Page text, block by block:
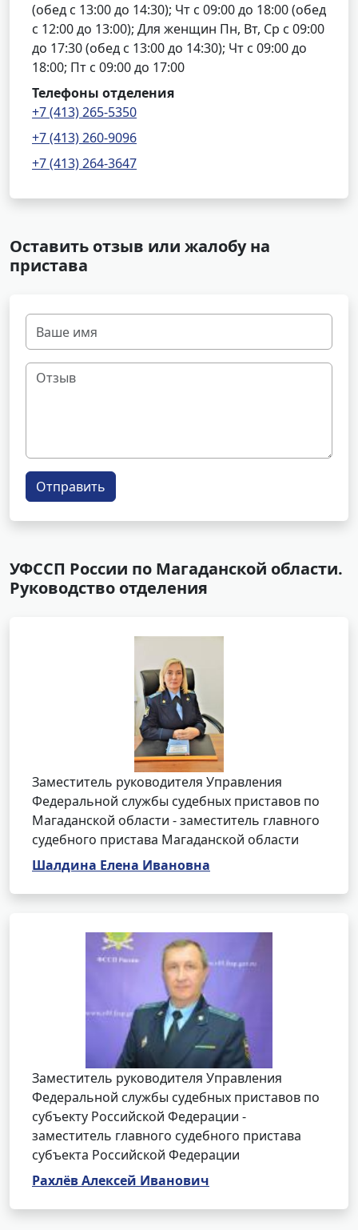
(обед с 13:00 до 14:30); Чт с 09:00 до 18:00 (обед
с 12:00 до 13:00); Для женщин Пн, Вт, Ср с 09:00
до 17:30 (обед с 13:00 до 14:30); Чт с 09:00 до
18:00; Пт с 09:00 до 17:00
Телефоны отделения
+7 (413) 265-5350
+7 (413) 260-9096
+7 (413) 264-3647
Оставить отзыв или жалобу на
пристава
Отправить
УФССП России по Магаданской области.
Руководство отделения
Заместитель руководителя Управления
Федеральной службы судебных приставов по
Магаданской области - заместитель главного
судебного пристава Магаданской области
Шалдина Елена Ивановна
Заместитель руководителя Управления
Федеральной службы судебных приставов по
субъекту Российской Федерации -
заместитель главного судебного пристава
субъекта Российской Федерации
Рахлёв Алексей Иванович